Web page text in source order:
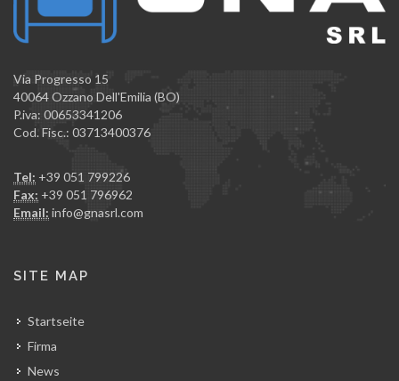
Via Progresso 15
40064 Ozzano Dell'Emilia (BO)
P.iva: 00653341206
Cod. Fisc.: 03713400376
Tel: +39 051 799226
Fax: +39 051 796962
Email: info@gnasrl.com
SITE MAP
Startseite
Firma
News